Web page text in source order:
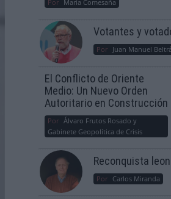
Por María Comesaña
Votantes y
Por Juan Manuel
El Conflicto de Oriente
Medio: Un Nuevo Orden
Autoritario en Construcción
Por Álvaro Frutos Rosado y
Gabinete Geopolítica de Crisis
Reconquista
Por Carlos Miranda